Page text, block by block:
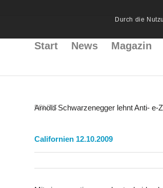
Start News Magazin
Arnold Schwarzenegger lehnt Anti- e-
POLITIK
Californien 12.10.2009
Durch die